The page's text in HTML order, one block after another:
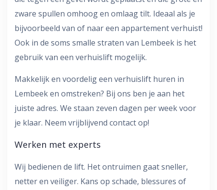
zware spullen omhoog en omlaag tilt. Ideaal als je
bijvoorbeeld van of naar een appartement verhuist!
Ook in de soms smalle straten van Lembeek is het
gebruik van een verhuislift mogelijk.
Makkelijk en voordelig een verhuislift huren in
Lembeek en omstreken? Bij ons ben je aan het
juiste adres. We staan zeven dagen per week voor
je klaar. Neem vrijblijvend contact op!
Werken met experts
Wij bedienen de lift. Het ontruimen gaat sneller,
netter en veiliger. Kans op schade, blessures of